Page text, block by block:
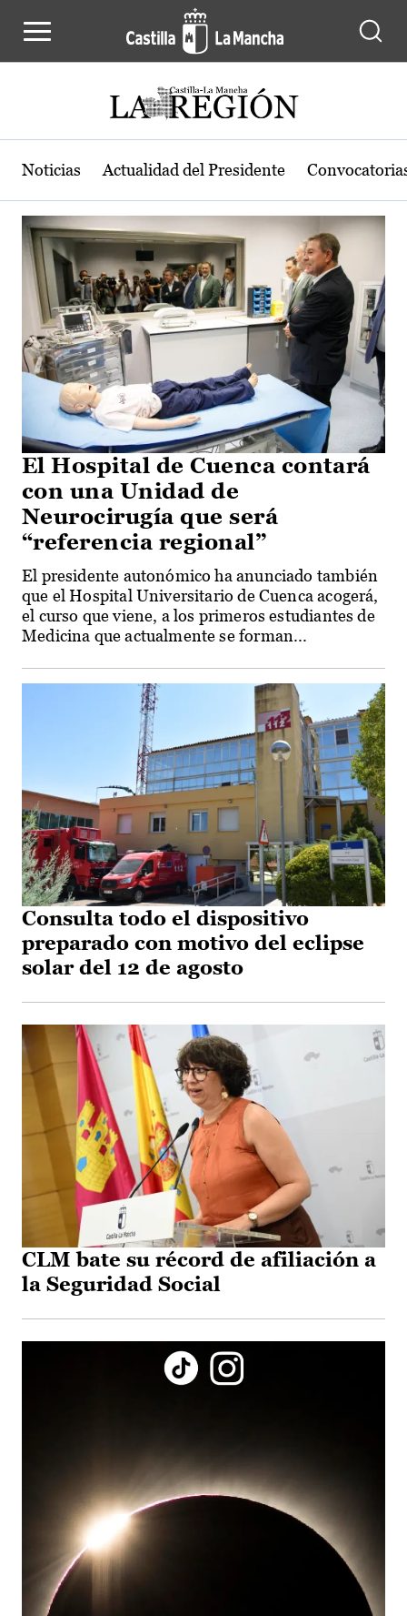
Actualidad de la región de Castilla-
Noticias Actualidad del Presidente
El Hospital de Cuenca contará
con una Unidad de
Neurocirugía que será
“referencia regional”
El presidente autonómico ha anunciado también
que el Hospital Universitario de Cuenca acogerá,
el curso que viene, a los primeros estudiantes de
Medicina que actualmente se forman...
Consulta todo el dispositivo
preparado con motivo del eclipse
solar del 12 de agosto
CLM bate su récord de afiliación a
la Seguridad Social